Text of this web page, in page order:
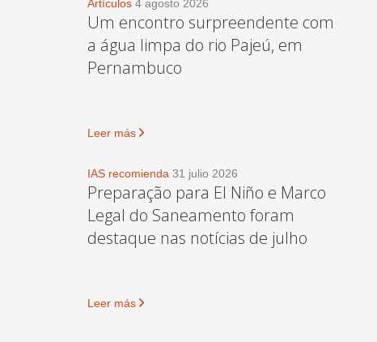
Artículos 4 agosto 2026
Um encontro surpreendente com
a água limpa do rio Pajeú, em
Pernambuco
Leer más
IAS recomienda 31 julio 2026
Preparação para El Niño e Marco
Legal do Saneamento foram
destaque nas notícias de julho
Leer más